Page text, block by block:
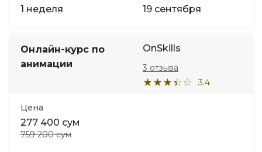
1 неделя 19 сентября
Онлайн-курс по
анимации
OnSkills
3.4
3 отзыва
Цена
277 400 сум
759 200 сум